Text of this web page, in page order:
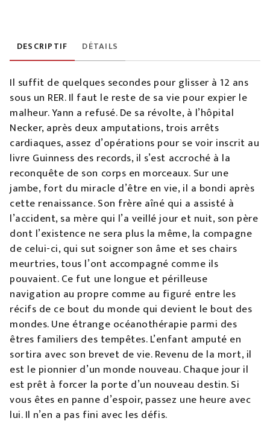
DESCRIPTIF DÉTAILS
Il suffit de quelques secondes pour glisser à 12 ans
sous un RER. Il faut le reste de sa vie pour expier le
malheur. Yann a refusé. De sa révolte, à l’hôpital
Necker, après deux amputations, trois arrêts
cardiaques, assez d’opérations pour se voir inscrit au
livre Guinness des records, il s’est accroché à la
reconquête de son corps en morceaux. Sur une
jambe, fort du miracle d’être en vie, il a bondi après
cette renaissance. Son frère aîné qui a assisté à
l’accident, sa mère qui l’a veillé jour et nuit, son père
dont l’existence ne sera plus la même, la compagne
de celui-ci, qui sut soigner son âme et ses chairs
meurtries, tous l’ont accompagné comme ils
pouvaient. Ce fut une longue et périlleuse
navigation au propre comme au figuré entre les
récifs de ce bout du monde qui devient le bout des
mondes. Une étrange océanothérapie parmi des
êtres familiers des tempêtes. L’enfant amputé en
sortira avec son brevet de vie. Revenu de la mort, il
est le pionnier d’un monde nouveau. Chaque jour il
est prêt à forcer la porte d’un nouveau destin. Si
vous êtes en panne d’espoir, passez une heure avec
lui. Il n’en a pas fini avec les défis.